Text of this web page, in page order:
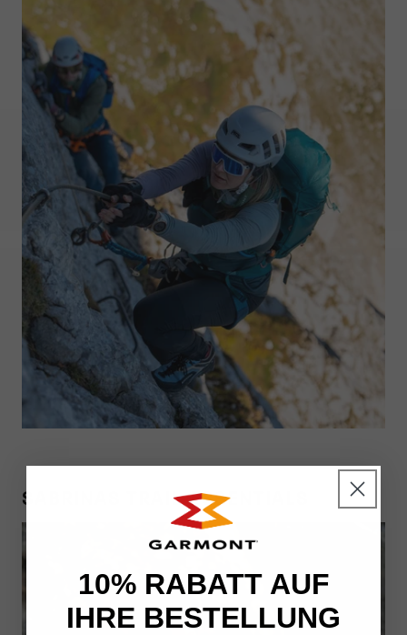
SABRINAS TRAIL-ESSENTIALS
10% RABATT AUF
IHRE BESTELLUNG